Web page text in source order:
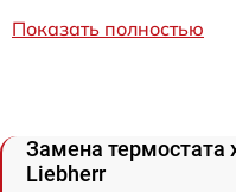
Показать полностью
Замена термостата
Liebherr